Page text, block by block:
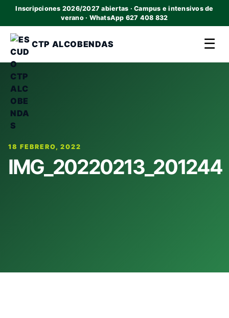
Inscripciones 2026/2027 abiertas · Campus e intensivos de
verano · WhatsApp 627 408 832
CTP ALCOBENDAS ☰
18 FEBRERO, 2022
IMG_20220213_201244